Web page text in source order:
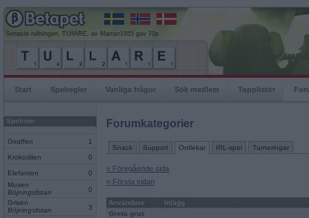
Senaste rullningen, TUllARE, av Marran1955 gav 70p
Start Spelregler Vanliga frågor Sök medlem Topplistor
Spelrum
Giraffen 1
Krokodilen 0
Elefanten
0
Musen
Böjningslistan
0
Grisen
Böjningslistan
3
Forumkategorier
Snack Support Ordlekar IRL-spel Turneringar
« Föregående sida
« Första sidan
Användare
Inlägg
Greta grus